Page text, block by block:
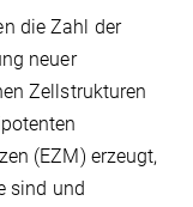
die Zahl der
neuer
Zellstrukturen
(EZM) erzeugt,
sind und